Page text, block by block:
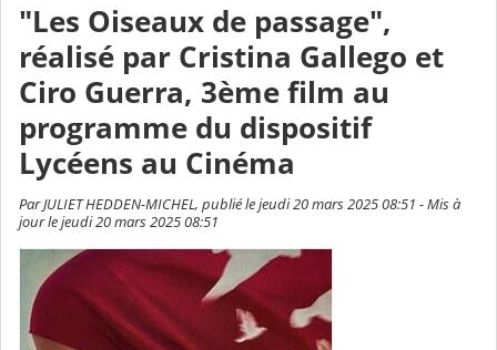
"Les Oiseaux de passage",
réalisé par Cristina Gallego et
Ciro Guerra, 3ème film au
programme du dispositif
Lycéens au Cinéma
Par JULIET HEDDEN-MICHEL, publié le jeudi 20 mars 2025 08:51 - Mis à
jour le jeudi 20 mars 2025 08:51